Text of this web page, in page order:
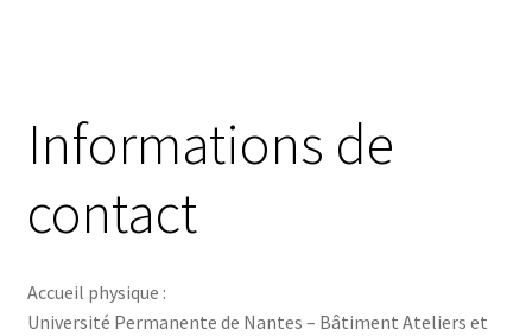
Informations de
contact
Accueil physique :
Université Permanente de Nantes – Bâtiment Ateliers et